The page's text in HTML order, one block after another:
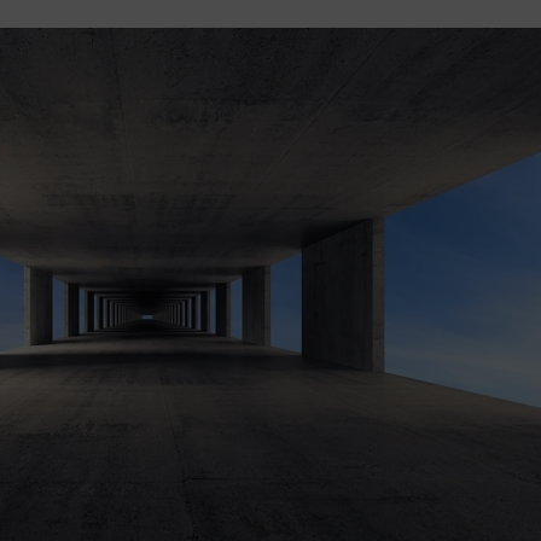
skrócie:
Stylowy kolorystyka dopasowana
Świetna baza pod aranżacje